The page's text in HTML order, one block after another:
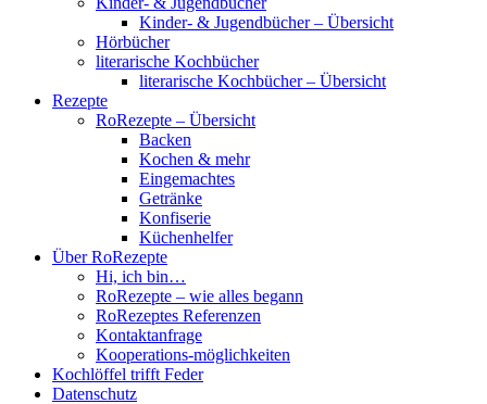
Kinder- & Jugendbücher – Übersicht
Hörbücher
literarische Kochbücher
literarische Kochbücher – Übersicht
Rezepte
RoRezepte – Übersicht
Backen
Kochen & mehr
Eingemachtes
Getränke
Konfiserie
Küchenhelfer
Über RoRezepte
Hi, ich bin…
RoRezepte – wie alles begann
RoRezeptes Referenzen
Kontaktanfrage
Kooperations-möglichkeiten
Kochlöffel trifft Feder
Datenschutz